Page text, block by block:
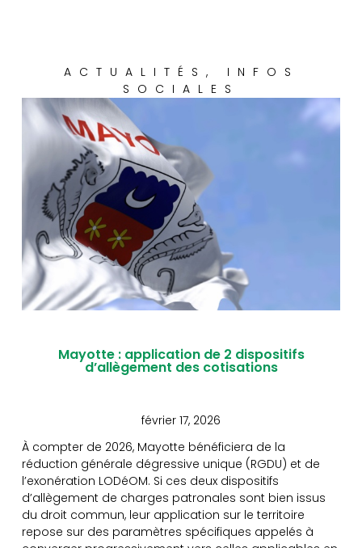
ACTUALITÉS , INFOS
SOCIALES
Mayotte : application de 2 dispositifs
d’allègement des cotisations
février 17, 2026
À compter de 2026, Mayotte bénéficiera de la
réduction générale dégressive unique (RGDU) et de
l’exonération LODéOM. Si ces deux dispositifs
d’allègement de charges patronales sont bien issus
du droit commun, leur application sur le territoire
repose sur des paramètres spécifiques appelés à